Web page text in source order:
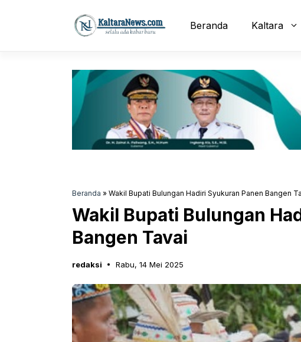
Beranda Kaltara
Beranda » Wakil Bupati Bulungan Hadiri Syukuran Panen Bangen
Wakil Bupati Bulungan
Bangen Tavai
redaksi Rabu, 14 Mei 2025